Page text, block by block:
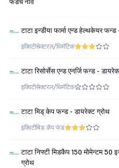
टाटा इन्डीया फार्मा एन्ड हेल्थकेयर
इक्विटीसेक्टरल/थिमॅटिक
टाटा रिसोर्सेस एन्ड एनर्जि फन्ड -
इक्विटीसेक्टरल/थिमॅटिक
टाटा मिड् केप फन्ड - डायरेक्ट ग्रोथ
इक्विटीमिड कॅप फंड
टाटा निफ्टी मिडकैप 150 मोमेन्टम
ग्रोथ